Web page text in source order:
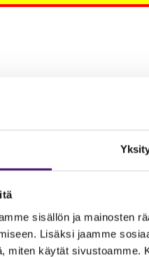
sisällön ja mainosten
Lisäksi jaamme
miten käytät sivustoamme.